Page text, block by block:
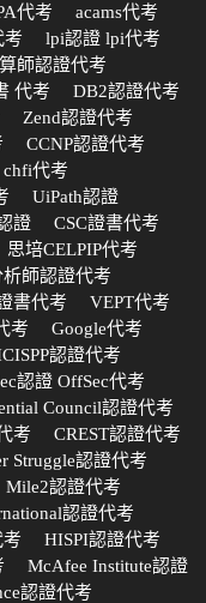
代考
acams代考
考
lpi認證 lpi代考
師認證代考
代考
DB2認證代考
Zend認證代考
CCNP認證代考
代考
UiPath認證
證
CSC證書代考
思培CELPIP代考
師認證代考
書代考
VEPT代考
考
Google代考
認證代考
認證 OffSec代考
Council認證代考
考
CREST認證代考
Struggle認證代考
Mile2認證代考
認證代考
考
HISPI認證代考
McAfee Institute認證
認證代考